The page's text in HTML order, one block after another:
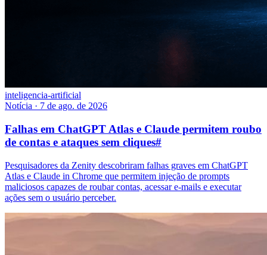
inteligencia-artificial
Notícia · 7 de ago. de 2026
Falhas em ChatGPT Atlas e Claude permitem roubo
de contas e ataques sem cliques#
Pesquisadores da Zenity descobriram falhas graves em ChatGPT
Atlas e Claude in Chrome que permitem injeção de prompts
maliciosos capazes de roubar contas, acessar e-mails e executar
ações sem o usuário perceber.